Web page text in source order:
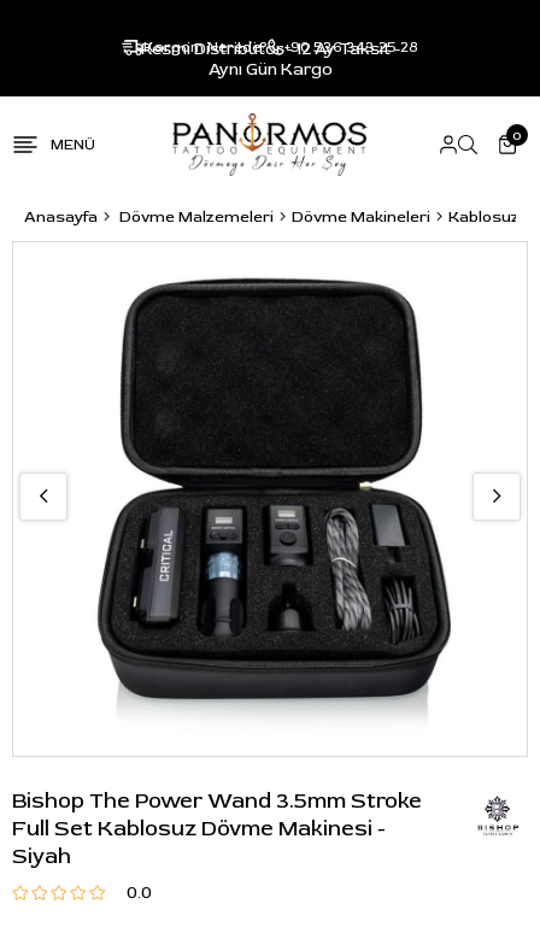
Resmi Distribütör - 12 Ay Taksit -
Aynı Gün Kargo
Kargom Nerede? +90 536 343 25 28
0
Anasayfa Dövme Malzemeleri Dövme Makineleri Kablosuz
Bishop The Power Wand 3.5mm Stroke
Full Set Kablosuz Dövme Makinesi -
Siyah
0.0